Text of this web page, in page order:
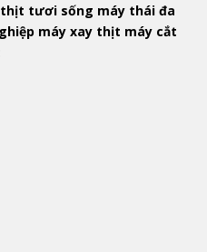
tươi sống máy thái đa
máy xay thịt máy cắt